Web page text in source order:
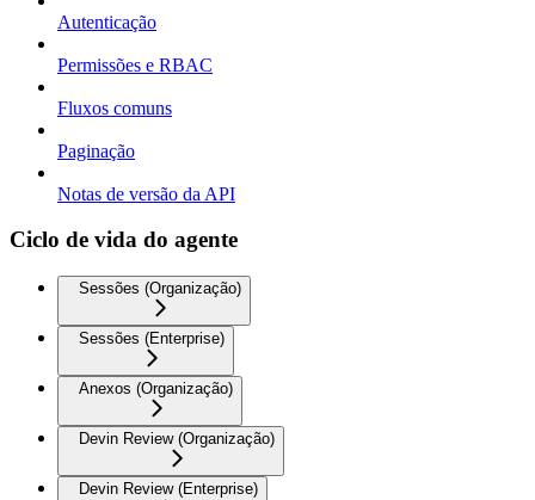
Autenticação
Permissões e RBAC
Fluxos comuns
Paginação
Notas de versão da API
Ciclo de vida do agente
Sessões (Organização)
Sessões (Enterprise)
Anexos (Organização)
Devin Review (Organização)
Devin Review (Enterprise)